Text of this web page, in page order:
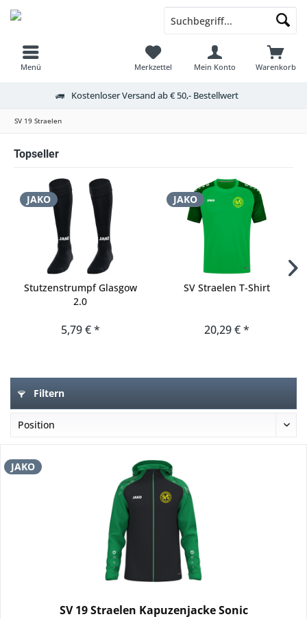
Menü Warenkorb
Merkzettel Mein Konto
Kostenloser Versand ab € 50,- Bestellwert
SV 19 Straelen
Topseller
JAKO
Stutzenstrumpf Glasgow
2.0
5,79 € *
JAKO
SV Straelen T-Shirt
20,29 € *
Filtern
JAKO
SV 19 Straelen Kapuzenjacke Sonic